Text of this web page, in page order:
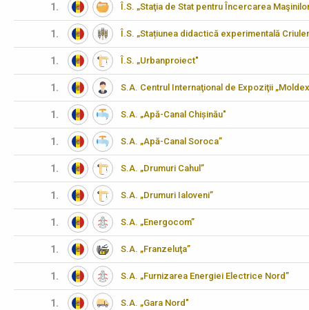
1. Î.S. „Staţia de Stat pentru Încercarea
1. Î.S. „Stațiunea didactică experimentală
1. Î.S. „Urbanproiect"
1. S.A. Centrul Internaţional de Expoziţii
1. S.A. „Apă-Canal Chișinău"
1. S.A. „Apă-Canal Soroca”
1. S.A. „Drumuri Cahul”
1. S.A. „Drumuri Ialoveni”
1. S.A. „Energocom”
1. S.A. „Franzeluţa”
1. S.A. „Furnizarea Energiei Electrice Nord”
1. S.A. „Gara Nord"